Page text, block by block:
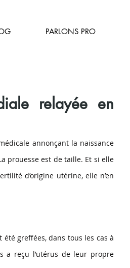
PARLONS PRO
relayée en
annonçant la naissance
prouesse est de taille. Et si elle
d’origine utérine, elle n’en
greffées, dans tous les cas à
a reçu l’utérus de leur propre